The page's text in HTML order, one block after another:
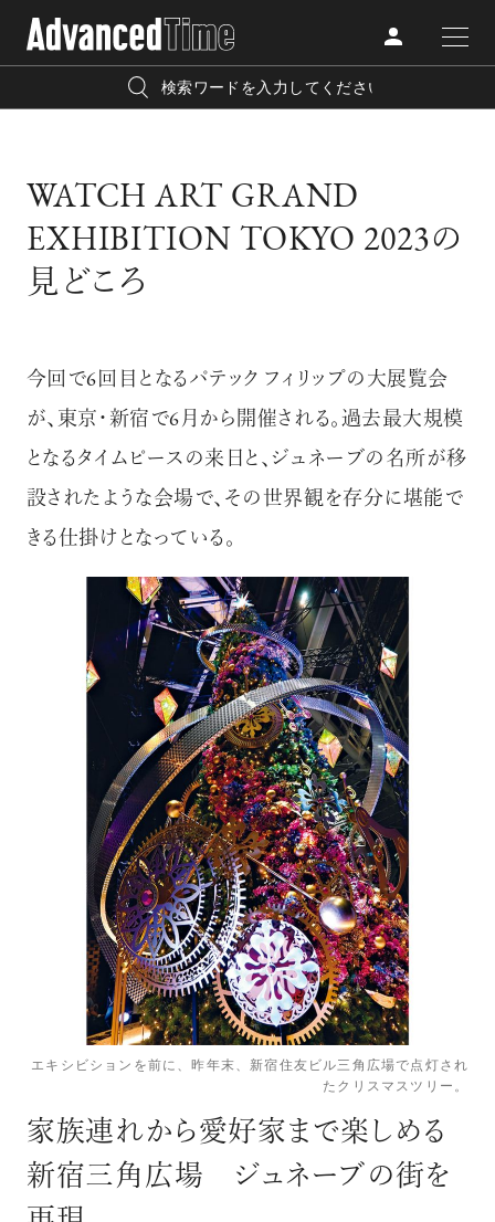
FASHION
BEAUTY
LIFESTYLE
FOLLOW US
『AdvancedTime』は、自由でしなやかに生きるハイエンド
な大人達におくる、スペシャルイシュー満載のメディア。
って楽しみながら、進化するソーシャルに寄り添いたい。
何かに縛られていた時間から解き放たれつつある世代の
情報をさらに充実し、より速やかに、活用できる
「AdvancedClub」会員組織を設けました。
の一覧、プレミアムな会員限定イベント、ブランドのエクス
クルーシブアイテムの紹介など、特別なコンテンツ情報を
メールマガジンでお届け致します。更に『AdvancedTime』
のタブロイドマガジンのご案内もあり、送付手数料のみを
ご負担いただくことでお手元で『AdvancedTime』をお楽し
みいただけます。
登録は無料です。
一緒に『AdvancedTime』を楽しみましょう！
会員登録をする
ログイン
宿泊 プレゼント
WATCH ART GRAND
EXHIBITION TOKYO 2023の
見どころ
今回で6回目となるパテック フィリップの大展覧会
が、東京・新宿で6月から開催される。過去最大規模
となるタイムピースの来日と、ジュネーブの名所が移
設されたような会場で、その世界観を存分に堪能で
きる仕掛けとなっている。
エキシビションを前に、昨年末、新宿住友ビル三角広場で点灯され
たクリスマスツリー。
家族連れから愛好家まで楽しめる
新宿三角広場 ジュネーブの街を